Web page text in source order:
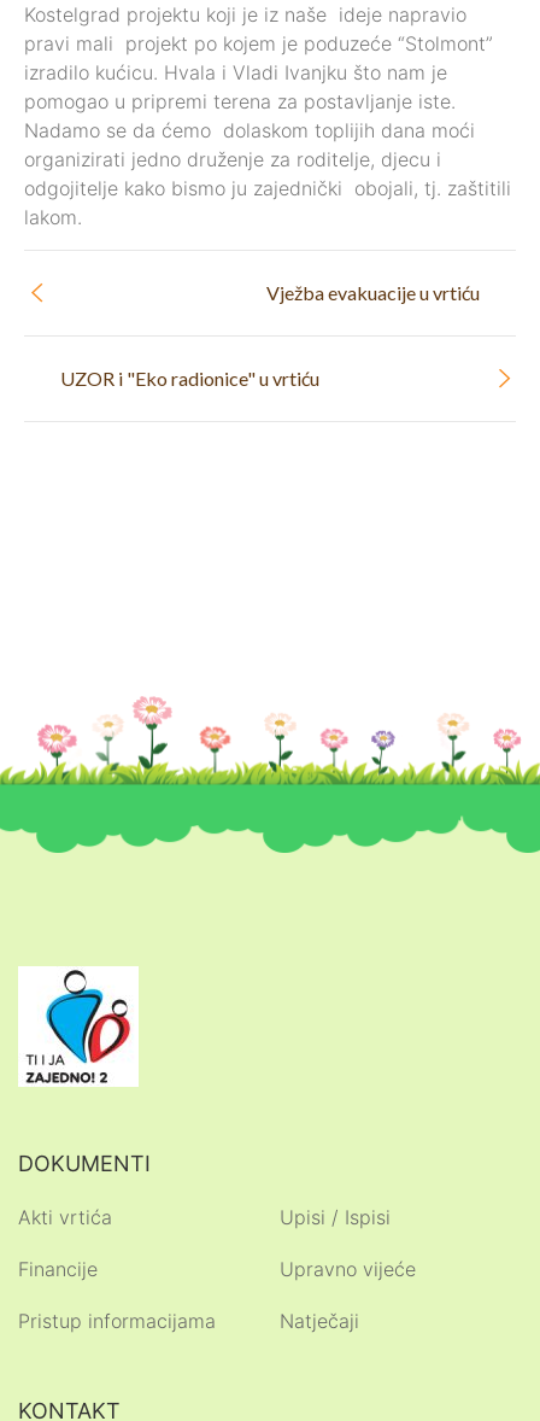
Kostelgrad projektu koji je iz naše ideje napravio
pravi mali projekt po kojem je poduzeće “Stolmont”
izradilo kućicu. Hvala i Vladi Ivanjku što nam je
pomogao u pripremi terena za postavljanje iste.
Nadamo se da ćemo dolaskom toplijih dana moći
organizirati jedno druženje za roditelje, djecu i
odgojitelje kako bismo ju zajednički obojali, tj. zaštitili
lakom.
UZOR i "Eko radionice" u vrtiću
Vježba evakuacije u vrtiću
DOKUMENTI
Akti vrtića
Financije
Pristup informacijama
Upisi / Ispisi
Upravno vijeće
Natječaji
KONTAKT